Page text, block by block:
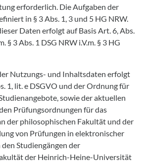
erforderlich. Die Aufgaben der
in § 3 Abs. 1, 3 und 5 HG NRW.
Daten erfolgt auf Basis Art. 6, Abs.
§ 3 Abs. 1 DSG NRW i.V.m. § 3 HG
Nutzungs- und Inhaltsdaten erfolgt
1, lit. e DSGVO und der Ordnung für
sowie der aktuellen
Prüfungsordnungen für das
der philosophischen Fakultät und der
von Prüfungen in elektronischer
Studiengängen der
der Heinrich-Heine-Universität